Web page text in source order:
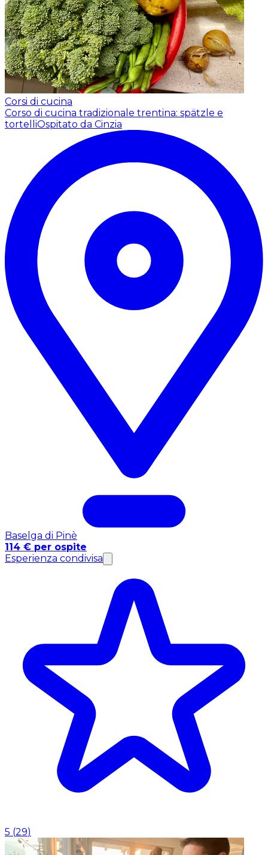
Corsi di cucina
Corso di cucina tradizionale trentina: spätzle e
tortelliOspitato da Cinzia
Baselga di Pinè
114 € per ospite
Esperienza condivisa
5 (29)